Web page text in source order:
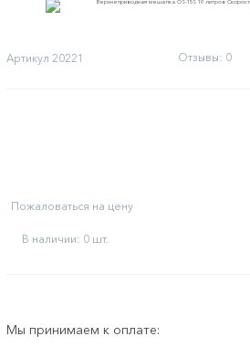
Артикул 20221 Отзывы: 0
Пожаловаться на цену
В наличии: 0 шт.
Мы принимаем к оплате: